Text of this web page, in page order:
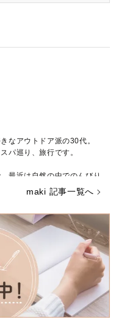
なアウトドア派の30代。
パ巡り、旅行です。
最近は自然の中でのんびり
でシーンに合わせて様々な
のプチプラアイテムを取
maki 記事一覧へ